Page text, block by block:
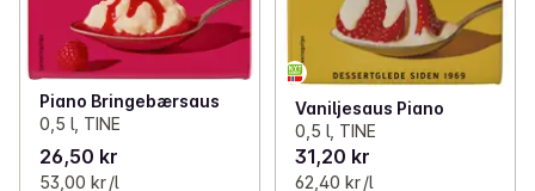
Piano Bringebærsaus
0,5 l, TINE
26,50 kr
53,00 kr /l
Vaniljesaus Piano
0,5 l, TINE
31,20 kr
62,40 kr /l